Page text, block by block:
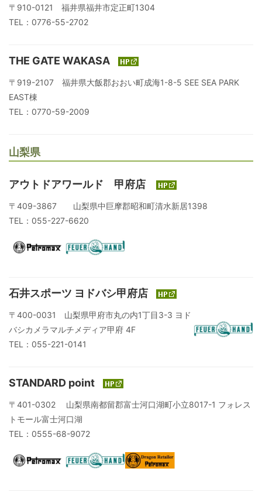
〒910-0121 福井県福井市定正町1304
TEL：0776-55-2702
THE GATE WAKASA
〒919-2107 福井県大飯郡おおい町成海1-8-5 SEE SEA PARK
EAST棟
TEL：0770-59-2009
山梨県
アウトドアワールド 甲府店
〒409-3867 山梨県中巨摩郡昭和町清水新居1398
TEL：055-227-6620
石井スポーツ ヨドバシ甲府店
〒400-0031 山梨県甲府市丸の内1丁目3-3 ヨド
バシカメラマルチメディア甲府 4F
TEL：055-221-0141
STANDARD point
〒401-0302 山梨県南都留郡富士河口湖町小立8017-1 フォレス
トモール富士河口湖
TEL：0555-68-9072